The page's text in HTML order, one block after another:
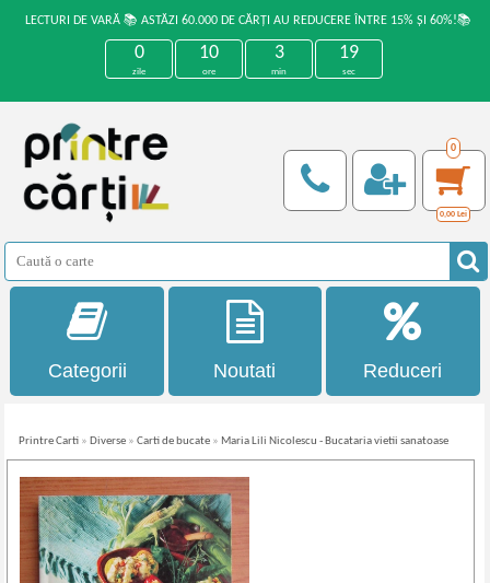
LECTURI DE VARĂ 📚 ASTĂZI 60.000 DE CĂRȚI AU REDUCERE ÎNTRE 15% ȘI 60%!📚
0
zile
10
ore
3
min
19
sec
0
0,00 Lei
Categorii Noutati Reduceri
Printre Carti » Diverse »Carti de bucate » Maria Lili Nicolescu - Bucataria vietii sanatoase